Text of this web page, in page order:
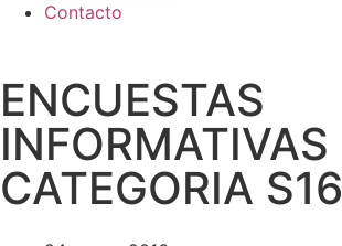
Contacto
ENCUESTAS
INFORMATIVAS
CATEGORIA S16